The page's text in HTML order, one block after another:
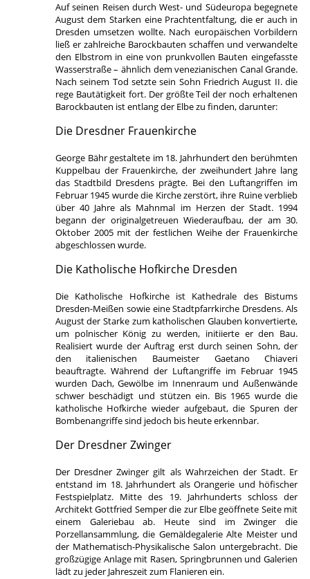
Auf seinen Reisen durch West- und Südeuropa begegnete
August dem Starken eine Prachtentfaltung, die er auch in
Dresden umsetzen wollte. Nach europäischen Vorbildern
ließ er zahlreiche Barockbauten schaffen und verwandelte
den Elbstrom in eine von prunkvollen Bauten eingefasste
Wasserstraße – ähnlich dem venezianischen Canal Grande.
Nach seinem Tod setzte sein Sohn Friedrich August II. die
rege Bautätigkeit fort. Der größte Teil der noch erhaltenen
Barockbauten ist entlang der Elbe zu finden, darunter:
Die Dresdner Frauenkirche
George Bähr gestaltete im 18. Jahrhundert den berühmten
Kuppelbau der Frauenkirche, der zweihundert Jahre lang
das Stadtbild Dresdens prägte. Bei den Luftangriffen im
Februar 1945 wurde die Kirche zerstört, ihre Ruine verblieb
über 40 Jahre als Mahnmal im Herzen der Stadt. 1994
begann der originalgetreuen Wiederaufbau, der am 30.
Oktober 2005 mit der festlichen Weihe der Frauenkirche
abgeschlossen wurde.
Die Katholische Hofkirche Dresden
Die Katholische Hofkirche ist Kathedrale des Bistums
Dresden-Meißen sowie eine Stadtpfarrkirche Dresdens. Als
August der Starke zum katholischen Glauben konvertierte,
um polnischer König zu werden, initiierte er den Bau.
Realisiert wurde der Auftrag erst durch seinen Sohn, der
den italienischen Baumeister Gaetano Chiaveri
beauftragte. Während der Luftangriffe im Februar 1945
wurden Dach, Gewölbe im Innenraum und Außenwände
schwer beschädigt und stützen ein. Bis 1965 wurde die
katholische Hofkirche wieder aufgebaut, die Spuren der
Bombenangriffe sind jedoch bis heute erkennbar.
Der Dresdner Zwinger
Der Dresdner Zwinger gilt als Wahrzeichen der Stadt. Er
entstand im 18. Jahrhundert als Orangerie und höfischer
Festspielplatz. Mitte des 19. Jahrhunderts schloss der
Architekt Gottfried Semper die zur Elbe geöffnete Seite mit
einem Galeriebau ab. Heute sind im Zwinger die
Porzellansammlung, die Gemäldegalerie Alte Meister und
der Mathematisch-Physikalische Salon untergebracht. Die
großzügige Anlage mit Rasen, Springbrunnen und Galerien
lädt zu jeder Jahreszeit zum Flanieren ein.